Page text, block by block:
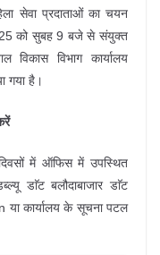
सेवा प्रदाताओं का चयन
को सुबह 9 बजे से संयुक्त
विकास विभाग कार्यालय
गया है।
दिवसों में ऑफिस में उपस्थित
डाॅट बलौदाबाजार डाॅट
कार्यालय के सूचना पटल